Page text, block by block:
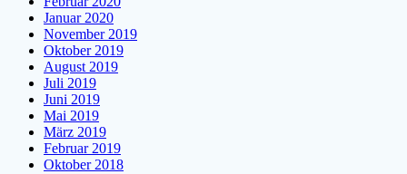
Januar 2020
November 2019
Oktober 2019
August 2019
Juli 2019
Juni 2019
Mai 2019
März 2019
Februar 2019
Oktober 2018